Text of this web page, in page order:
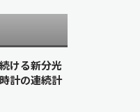
ける新分光
計の連続計